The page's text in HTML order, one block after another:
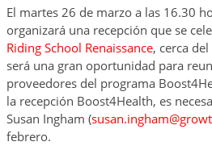
El martes 26 de marzo a las 16.30
organizará una recepción que se
Riding School Renaissance, cerca
será una gran oportunidad para
proveedores del programa
la recepción Boost4Health, es
Susan Ingham (
febrero.